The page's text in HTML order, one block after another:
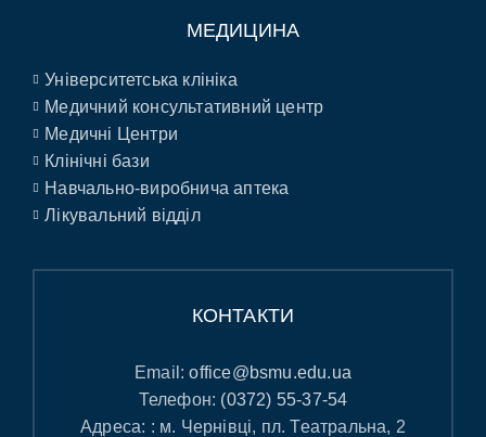
МЕДИЦИНА
Університетська клініка
Медичний консультативний центр
Медичні Центри
Клінічні бази
Навчально-виробнича аптека
Лікувальний відділ
КОНТАКТИ
Email:office@bsmu.edu.ua
Телефон: (0372) 55-37-54
Адреса: : м. Чернівці, пл. Театральна, 2